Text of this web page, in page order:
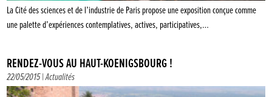
La Cité des sciences et de l’industrie de Paris propose une exposition conçue comme
une palette d’expériences contemplatives, actives, participatives,…
RENDEZ-VOUS AU HAUT-KOENIGSBOURG !
22/05/2015 |Actualités